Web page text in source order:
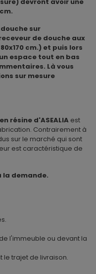
sur
de douche aux
cm.) et puis lors
espace tout en bas
Là vous
sur mesure
résine d'ASEALIA est
Contrairement à
sur le marché qui sont
est caractéristique de
la demande.
l'immeuble ou devant la
le trajet de livraison.